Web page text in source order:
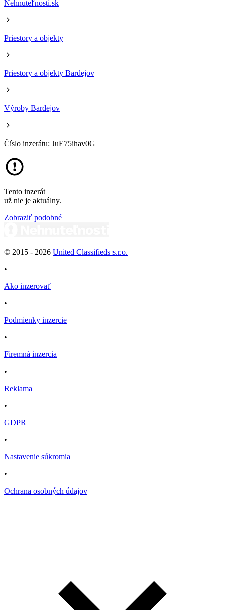
Nehnuteľnosti.sk
Priestory a objekty
Priestory a objekty Bardejov
Výroby Bardejov
Číslo inzerátu: JuE75ihav0G
Tento inzerát
už nie je aktuálny.
Zobraziť podobné
© 2015 - 2026 United Classifieds s.r.o.
•
Ako inzerovať
•
Podmienky inzercie
•
Firemná inzercia
•
Reklama
•
GDPR
•
Nastavenie súkromia
•
Ochrana osobných údajov